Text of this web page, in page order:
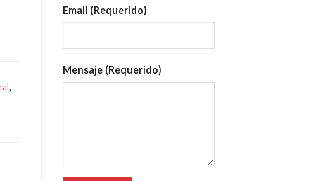
,
Email (Requerido)
Mensaje (Requerido)